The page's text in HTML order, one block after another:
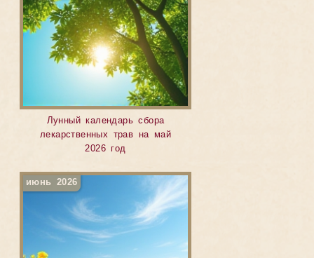
Лунный календарь сбора
лекарственных трав на май
2026 год
июнь 2026